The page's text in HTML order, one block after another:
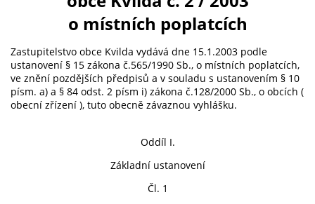
o místních poplatcích
Zastupitelstvo obce Kvilda vydává dne 15.1.2003 podle
ustanovení § 15 zákona č.565/1990 Sb., o místních poplatcích,
ve znění pozdějších předpisů a v souladu s ustanovením § 10
písm. a) a § 84 odst. 2 písm i) zákona č.128/2000 Sb., o obcích (
obecní zřízení ), tuto obecně závaznou vyhlášku.
Oddíl I.
Základní ustanovení
Čl. 1